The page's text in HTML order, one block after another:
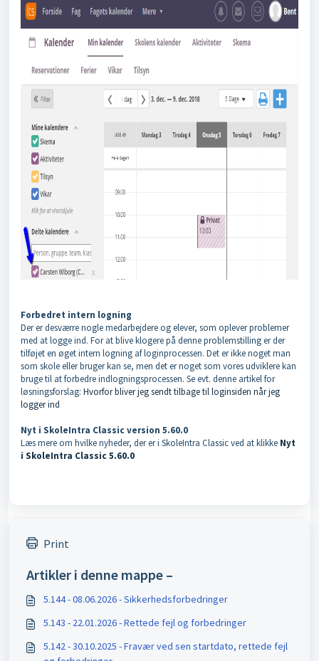
Forbedret intern logning
Der er desværre nogle medarbejdere og elever, som oplever problemer
med at logge ind. For at blive klogere på denne problemstilling er der
tilføjet en øget intern logning af loginprocessen. Det er ikke noget man
som skole eller bruger kan se, men det er noget som vores udviklere kan
bruge til at forbedre indlogningsprocessen. Se evt. denne artikel for
løsningsforslag: Hvorfor bliver jeg sendt tilbage til loginsiden når jeg
logger ind
Nyt i SkoleIntra Classic version 5.60.0
Læs mere om hvilke nyheder, der er i SkoleIntra Classic ved at klikke Nyt
i SkoleIntra Classic 5.60.0
Print
Artikler i denne mappe –
5.144 - 08.06.2026 - Sikkerhedsforbedringer
5.143 - 22.01.2026 - Rettede fejl og forbedringer
5.142 - 30.10.2025 - Fravær ved sen startdato, rettede fejl